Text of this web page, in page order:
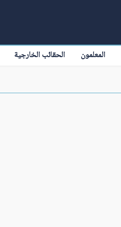
المعلمون الحقائب الخارجية